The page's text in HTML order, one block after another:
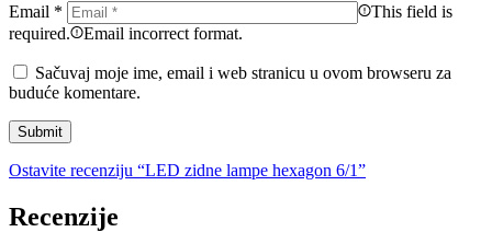
Email *
This field is
required.
Email incorrect format.
Sačuvaj moje ime, email i web stranicu u ovom browseru za
buduće komentare.
Ostavite recenziju “LED zidne lampe hexagon 6/1”
Recenzije